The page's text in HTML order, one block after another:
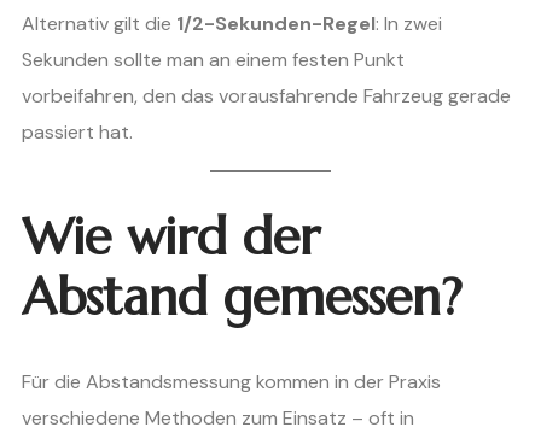
Alternativ gilt die 1/2-Sekunden-Regel: In zwei
Sekunden sollte man an einem festen Punkt
vorbeifahren, den das vorausfahrende Fahrzeug gerade
passiert hat.
Wie wird der
Abstand gemessen?
Für die Abstandsmessung kommen in der Praxis
verschiedene Methoden zum Einsatz – oft in